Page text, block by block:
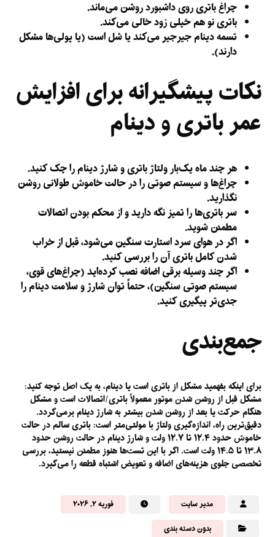
چراغ باتری روی داشبورد روشن می‌ماند.
باتری نو هم خیلی زود خالی می‌کند.
تسمه دینام جیرجیر می‌کند یا شل است (یا پولی‌ها مشکل
دارند).
نکات پیشگیرانه برای افزایش
عمر باتری و دینام
هر چند ماه یک‌بار ولتاژ باتری و شارژ دینام را چک کنید.
چراغ‌ها و سیستم صوتی را در حالت خاموش طولانی روشن
نگذارید.
سر باتری‌ها را تمیز نگه دارید و از محکم بودن اتصالات
مطمئن شوید.
اگر در هوای سرد استارت سنگین می‌شود، قبل از خراب
شدن کامل باتری آن را بررسی کنید.
اگر چند وسیله برقی اضافه نصب کرده‌اید (چراغ‌های قوی،
سیستم صوتی سنگین)، حتماً توان شارژ و سلامت دینام را
جدی‌تر پیگیری کنید.
جمع‌بندی
برای اینکه بفهمید مشکل از باتری است یا دینام، به یک اصل توجه کنید:
مشکل قبل از روشن شدن موتور معمولاً باتری/اتصالات استومشکل
هنگام حرکت یا بعد از روشن شدن بیشتر به شارژ دینام برمی‌گردد.
دقیق‌ترین راه، اندازه‌گیری ولتاژ با مولتی‌متر است: باتری سالم در حالت
خاموش حدود ۱۲.۴ تا ۱۲.۷ ولت و شارژ دینام در حالت روشن حدود
۱۳.۸ تا ۱۴.۵ ولت است. اگر با این تست‌ها هنوز مطمئن نیستید، بررسی
تخصصی جلوی هزینه‌های اضافه و تعویض اشتباه قطعه را می‌گیرد.
مدیر سایت
فوریه ۲, ۲۰۲۶
بدون دسته بندی